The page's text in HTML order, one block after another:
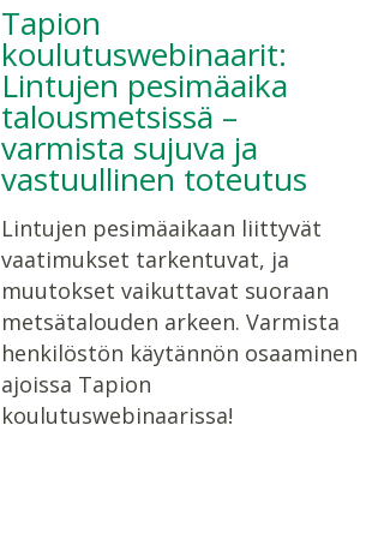
Tapion
koulutuswebinaarit:
Lintujen pesimäaika
talousmetsissä –
varmista sujuva ja
vastuullinen toteutus
Lintujen pesimäaikaan liittyvät
vaatimukset tarkentuvat, ja
muutokset vaikuttavat suoraan
metsätalouden arkeen. Varmista
henkilöstön käytännön osaaminen
ajoissa Tapion
koulutuswebinaarissa!